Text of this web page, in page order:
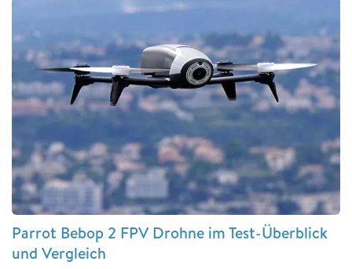
Parrot Bebop 2 FPV Drohne im Test-Überblick
und Vergleich